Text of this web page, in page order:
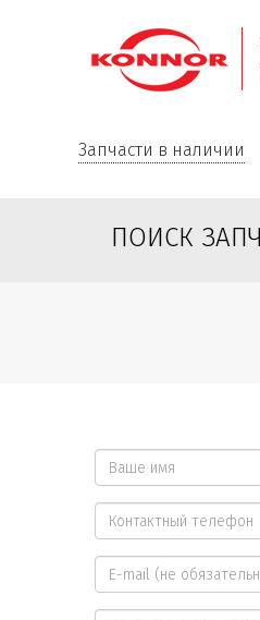
Запчасти в наличии
ПОИСК
Ваше
имя
*
Контактный
телефон
*
E-